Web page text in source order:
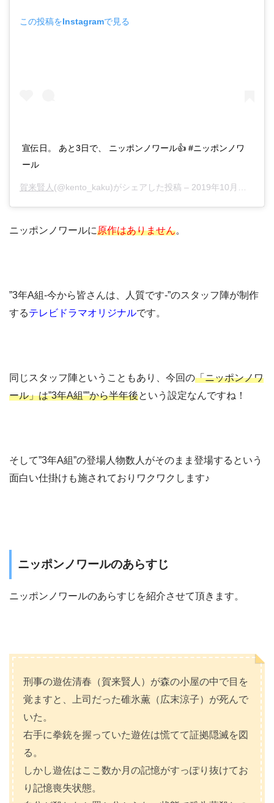
この投稿をInstagramで見る
宣伝日。 あと3日で、 ニッポンノワール👍 #ニッポンノワ
ール
賀来賢人 (@kento_kaku)がシェアした投稿 – 2019年10月月9日午後9時27分PDT
ニッポンノワールに原作はありません。
”3年A組-今から皆さんは、人質です-”のスタッフ陣が制作
するテレビドラマオリジナルです。
同じスタッフ陣ということもあり、今回の「ニッポンノワ
ール」は”3年A組””から半年後という設定なんですね！
そして”3年A組”の登場人物数人がそのまま登場するという
面白い仕掛けも施されておりワクワクします♪
ニッポンノワールのあらすじ
ニッポンノワールのあらすじを紹介させて頂きます。
刑事の遊佐清春（賀来賢人）が森の小屋の中で目を
覚ますと、上司だった碓氷薫（広末涼子）が死んで
いた。
右手に拳銃を握っていた遊佐は慌てて証拠隠滅を図
る。
しかし遊佐はここ数か月の記憶がすっぽり抜けてお
り記憶喪失状態。